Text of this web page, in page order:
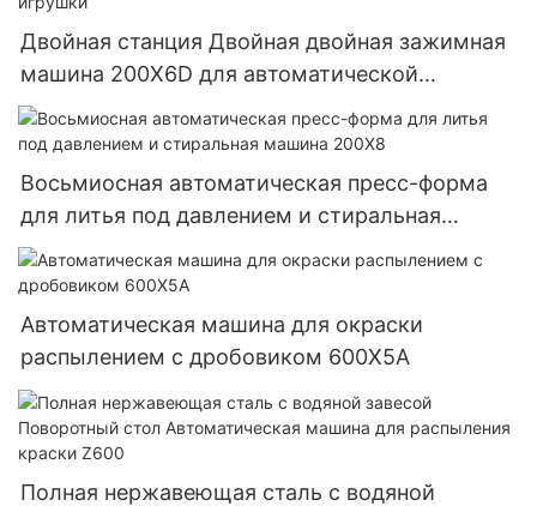
Двойная станция Двойная двойная зажимная
машина 200X6D для автоматической
инъекционной пластиковой игрушки
Восьмиосная автоматическая пресс-форма
для литья под давлением и стиральная
машина 200X8
Автоматическая машина для окраски
распылением с дробовиком 600X5A
Полная нержавеющая сталь с водяной